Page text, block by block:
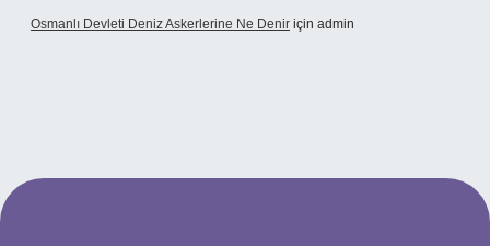
Osmanlı Devleti Deniz Askerlerine Ne Denir için admin
giriş